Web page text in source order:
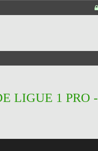
LIGUE 1 PRO -